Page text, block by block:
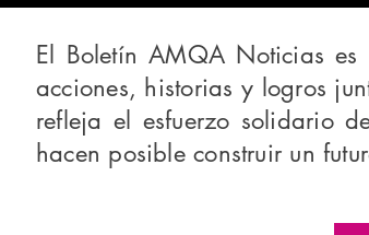
El Boletín AMQA Noticias es
acciones, historias y logros
refleja el esfuerzo solidario
hacen posible construir un